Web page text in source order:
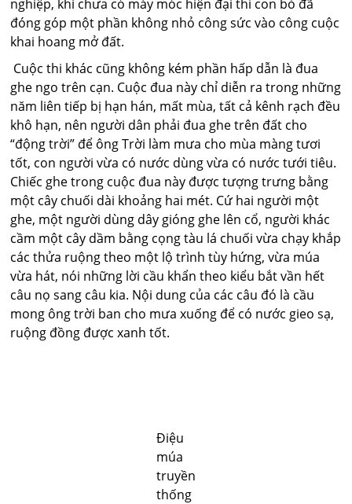
nghiệp, khi chưa có máy móc hiện đại thì con bò đã
đóng góp một phần không nhỏ công sức vào công cuộc
khai hoang mở đất.
Cuộc thi khác cũng không kém phần hấp dẫn là đua
ghe ngo trên cạn. Cuộc đua này chỉ diễn ra trong những
năm liên tiếp bị hạn hán, mất mùa, tất cả kênh rạch đều
khô hạn, nên người dân phải đua ghe trên đất cho
“động trời” để ông Trời làm mưa cho mùa màng tươi
tốt, con người vừa có nước dùng vừa có nước tưới tiêu.
Chiếc ghe trong cuộc đua này được tượng trưng bằng
một cây chuối dài khoảng hai mét. Cứ hai người một
ghe, một người dùng dây gióng ghe lên cổ, người khác
cầm một cây dầm bằng cọng tàu lá chuối vừa chạy khắp
các thửa ruộng theo một lộ trình tùy hứng, vừa múa
vừa hát, nói những lời cầu khẩn theo kiểu bắt vần hết
câu nọ sang câu kia. Nội dung của các câu đó là cầu
mong ông trời ban cho mưa xuống để có nước gieo sạ,
ruộng đồng được xanh tốt.
Điệu
múa
truyền
thống